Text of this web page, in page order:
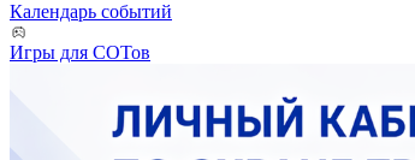
Календарь событий
Игры для СОТов